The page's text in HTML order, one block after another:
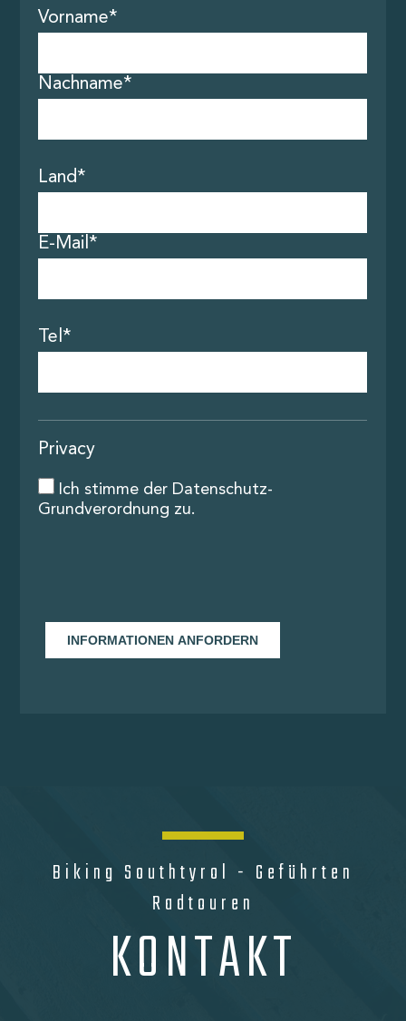
Kontakt
Vorname*
Nachname*
Land*
E-Mail*
Tel*
Privacy
Ich stimme der Datenschutz-
Grundverordnung zu.
Biking Southtyrol - Geführten
Radtouren
KONTAKT